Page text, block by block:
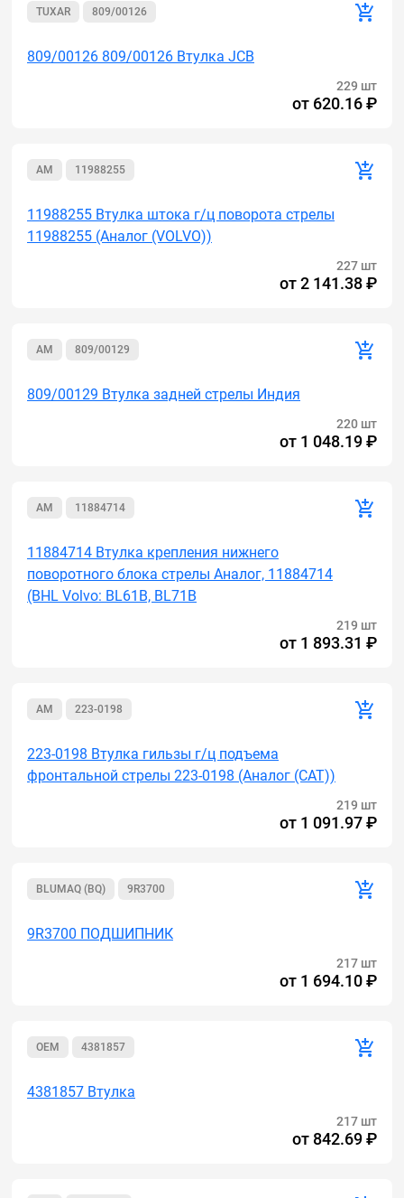
TUXAR 809/00126
809/00126 809/00126 Втулка JCB
229 шт
от 620.16 ₽
AM 11988255
11988255 Втулка штока г/ц поворота стрелы
11988255 (Аналог (VOLVO))
227 шт
от2 141.38 ₽
AM 809/00129
809/00129 Втулка задней стрелы Индия
220 шт
от 1 048.19 ₽
AM 11884714
11884714 Втулка крепления нижнего
поворотного блока стрелы Аналог, 11884714
(BHL Volvo: BL61B, BL71B
219 шт
от 1 893.31 ₽
AM 223-0198
223-0198 Втулка гильзы г/ц подъема
фронтальной стрелы 223-0198 (Аналог (САТ))
219 шт
от 1 091.97 ₽
BLUMAQ (BQ) 9R3700
9R3700 ПОДШИПНИК
217 шт
от 1 694.10 ₽
OEM 4381857
4381857 Втулка
217 шт
от 842.69 ₽